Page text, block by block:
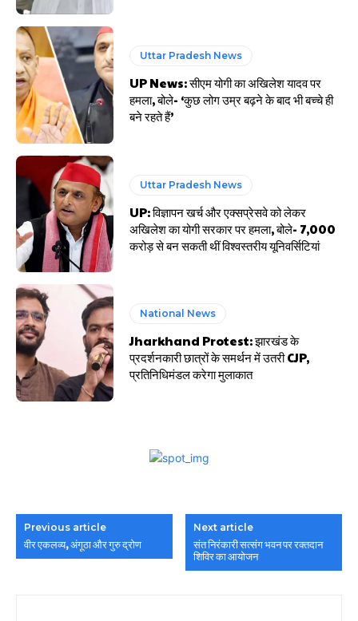
Uttar Pradesh News
UP News: सीएम योगी का अखिलेश यादव पर
हमला, बोले- ‘कुछ लोग उम्र बढ़ने के बाद भी बच्चे ही
बने रहते हैं’
Uttar Pradesh News
UP: विज्ञापन खर्च और एक्सप्रेसवे को लेकर
अखिलेश का योगी सरकार पर हमला, बोले- 7,000
करोड़ से बन सकती थीं विश्वस्तरीय यूनिवर्सिटियां
National News
Jharkhand Protest: झारखंड के
प्रदर्शनकारी छात्रों के समर्थन में उतरी CJP,
प्रतिनिधिमंडल करेगा मुलाकात
Previous article
वीर एकलव्य, अंगूठा और गुरु द्रोण
Next article
संत निरंकारी सत्संग ​भवन पर रक्तदान
शिविर का आयोजन